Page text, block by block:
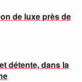
de luxe près de
détente, dans la